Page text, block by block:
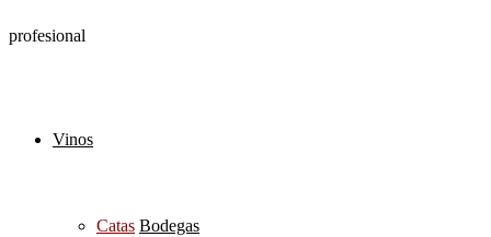
profesional
Vinos
Catas Bodegas